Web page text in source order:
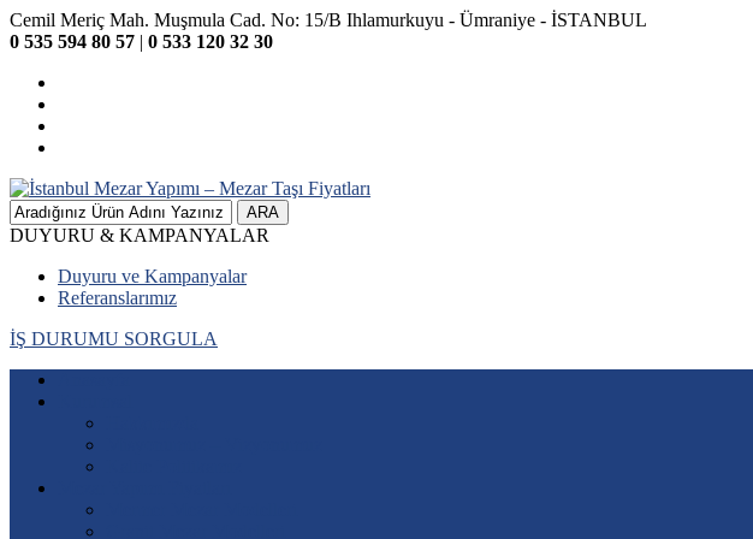
Cemil Meriç Mah. Muşmula Cad. No: 15/B Ihlamurkuyu - Ümraniye - İSTANBUL
0 535 594 80 57 | 0 533 120 32 30
ARA
DUYURU & KAMPANYALAR
Duyuru ve Kampanyalar
Referanslarımız
İŞ DURUMU SORGULA